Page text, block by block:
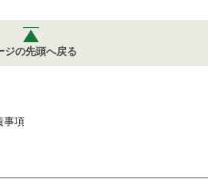
ジの先頭へ戻る
事項